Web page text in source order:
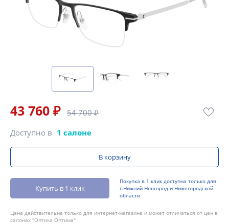
43 760 ₽ 54 700 ₽
Доступно в 1 салоне
В корзину
Купить в 1 клик
Покупка в 1 клик доступна только для
г.Нижний Новгород и Нижегородской
области
Цена действительна только для интернет-магазина и может отличаться от цен в
салонах "Оптика Оптима"